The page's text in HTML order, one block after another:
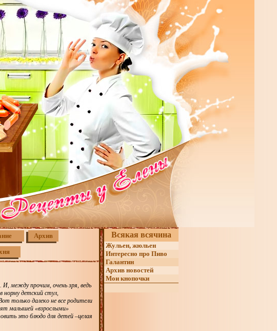
Архив
И, между прочим, очень зря, ведь
норму детский стул,
только далеко не все родители
малышей «взрослыми»
это блюдо для детей –целая
Всякая всячина
Жульен, жюльен
Интересно про Пиво
Галантин
Архив новостей
Мои кнопочки